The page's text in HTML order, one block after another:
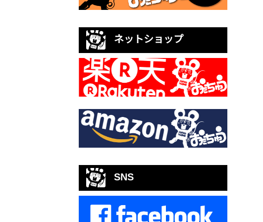
ネットショップ
SNS